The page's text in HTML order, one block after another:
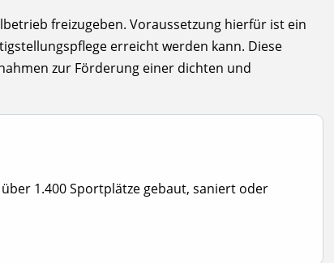
freizugeben. Voraussetzung hierfür ist ein
erreicht werden kann. Diese
zur Förderung einer dichten und
1.400 Sportplätze gebaut, saniert oder